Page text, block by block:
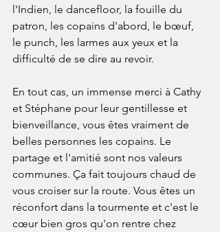
l'Indien, le dancefloor, la fouille du
patron, les copains d'abord, le bœuf,
le punch, les larmes aux yeux et la
difficulté de se dire au revoir.
En tout cas, un immense merci à Cathy
et Stéphane pour leur gentillesse et
bienveillance, vous êtes vraiment de
belles personnes les copains. Le
partage et l'amitié sont nos valeurs
communes. Ça fait toujours chaud de
vous croiser sur la route. Vous êtes un
réconfort dans la tourmente et c'est le
cœur bien gros qu'on rentre chez